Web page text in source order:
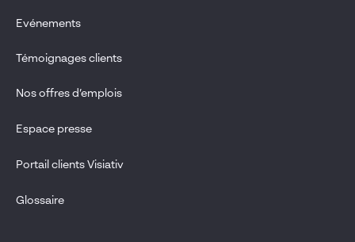
Evénements
Témoignages clients
Nos offres d’emplois
Espace presse
Portail clients Visiativ
Glossaire